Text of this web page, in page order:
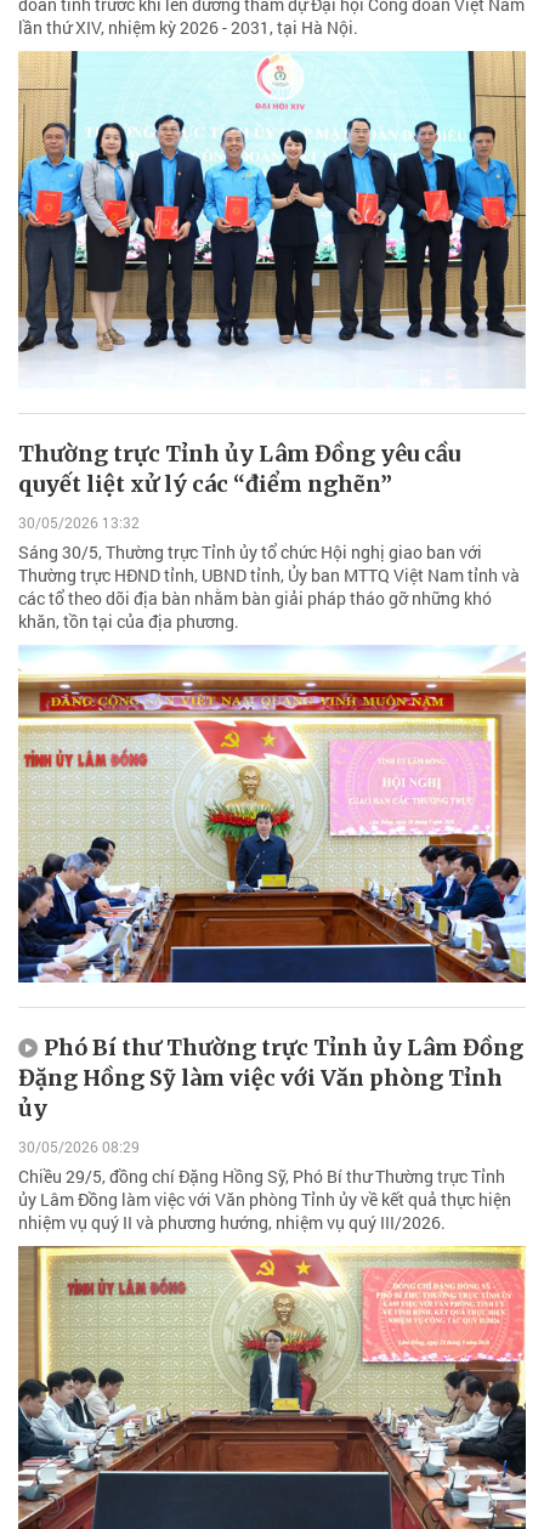
lần thứ XIV, nhiệm kỳ 2026 - 2031, tại Hà Nội.
Thường trực Tỉnh ủy Lâm Đồng yêu cầu
quyết liệt xử lý các “điểm nghẽn”
30/05/2026 13:32
Sáng 30/5, Thường trực Tỉnh ủy tổ chức Hội nghị giao ban với
Thường trực HĐND tỉnh, UBND tỉnh, Ủy ban MTTQ Việt Nam tỉnh và
các tổ theo dõi địa bàn nhằm bàn giải pháp tháo gỡ những khó
khăn, tồn tại của địa phương.
Phó Bí thư Thường trực Tỉnh ủy Lâm Đồng
Đặng Hồng Sỹ làm việc với Văn phòng Tỉnh
ủy
30/05/2026 08:29
Chiều 29/5, đồng chí Đặng Hồng Sỹ, Phó Bí thư Thường trực Tỉnh
ủy Lâm Đồng làm việc với Văn phòng Tỉnh ủy về kết quả thực hiện
nhiệm vụ quý II và phương hướng, nhiệm vụ quý III/2026.